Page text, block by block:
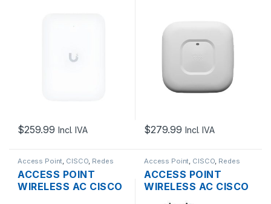
$259.99 Incl. IVA
DUAL BAND
802.11MBPS MU-
$279.99 Incl. IVA
Access Point, CISCO, Redes
ACCESS POINT
WIRELESS AC CISCO
Access Point, CISCO, Redes
ACCESS POINT
WIRELESS AC CISCO